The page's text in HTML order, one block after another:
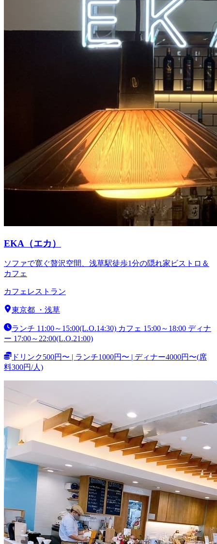
EKA（エカ）
ソファで寛ぐ贅沢空間、浅草駅徒歩1分の隠れ家ビストロ＆
カフェ
カフェ レストラン
東京都 ・ 浅草
ランチ 11:00～15:00(L.O.14:30) カフェ 15:00～18:00 ディナ
ー 17:00～22:00(L.O.21:00)
ドリンク500円〜 | ランチ1000円〜 | ディナー4000円〜(席
料300円/人)